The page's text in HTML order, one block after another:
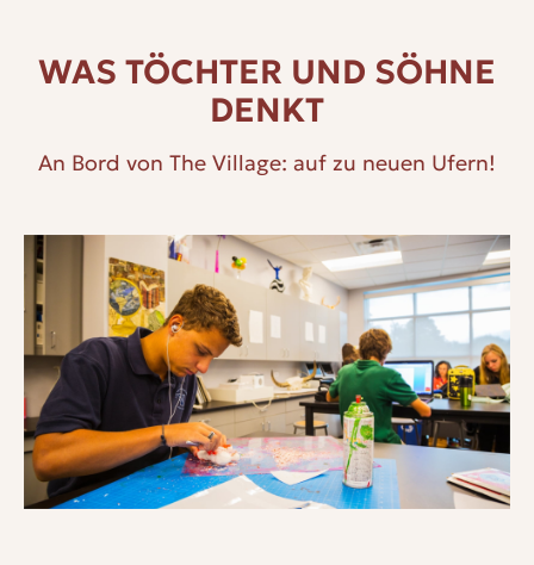
WAS TÖCHTER UND SÖHNE
DENKT
An Bord von The Village: auf zu neuen Ufern!